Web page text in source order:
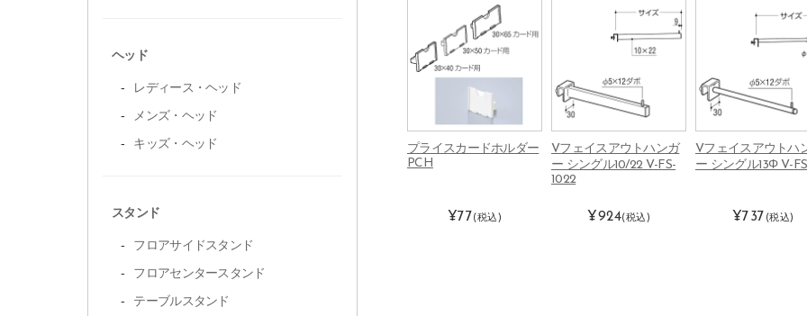
プライスカードホルダー
PCH
¥77 (税込)
Vフェイスアウトハンガ
ー シングル10/22 V-FS-
1022
¥924(税込)
Vフェイスアウトハ
ー シングル13Φ V-
¥737 (税込)
ヘッド
レディース・ヘッド
メンズ・ヘッド
キッズ・ヘッド
スタンド
フロアサイドスタンド
フロアセンタースタンド
テーブルスタンド